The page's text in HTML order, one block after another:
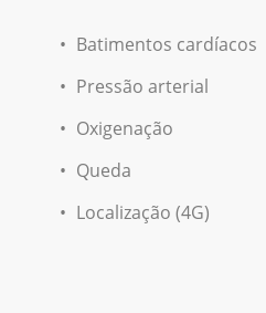
Batimentos cardíacos
Pressão arterial
Oxigenação
Queda
Localização (4G)